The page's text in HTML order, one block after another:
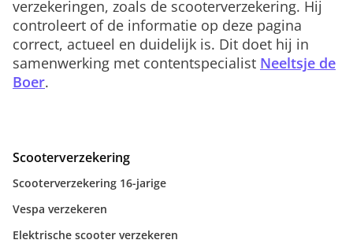
verzekeringen, zoals de scooterverzekering. Hij
controleert of de informatie op deze pagina
correct, actueel en duidelijk is. Dit doet hij in
samenwerking met contentspecialist Neeltsje de
Boer.
Scooterverzekering
Scooterverzekering 16-jarige
Vespa verzekeren
Elektrische scooter verzekeren